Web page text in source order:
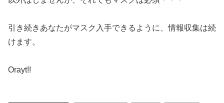
引き続きあなたがマスク入手できるように、情報収集は続
けます。
Orayt!!